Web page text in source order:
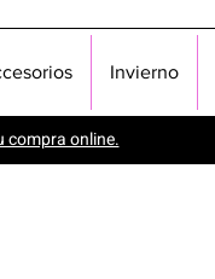
Invierno
compra online.